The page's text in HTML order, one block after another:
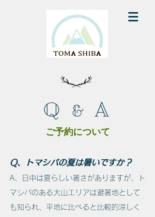
Q & A
ご予約について
Q、トマシバの夏は暑いですか？
A、
日中は夏らしい暑さがありますが、ト
マシバのある大山エリアは避暑地として
も知られ、平地に比べると比較的涼しく